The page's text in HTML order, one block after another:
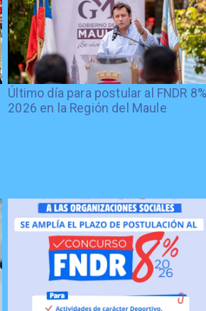
Último día para postular al FNDR 8%
2026 en la Región del Maule